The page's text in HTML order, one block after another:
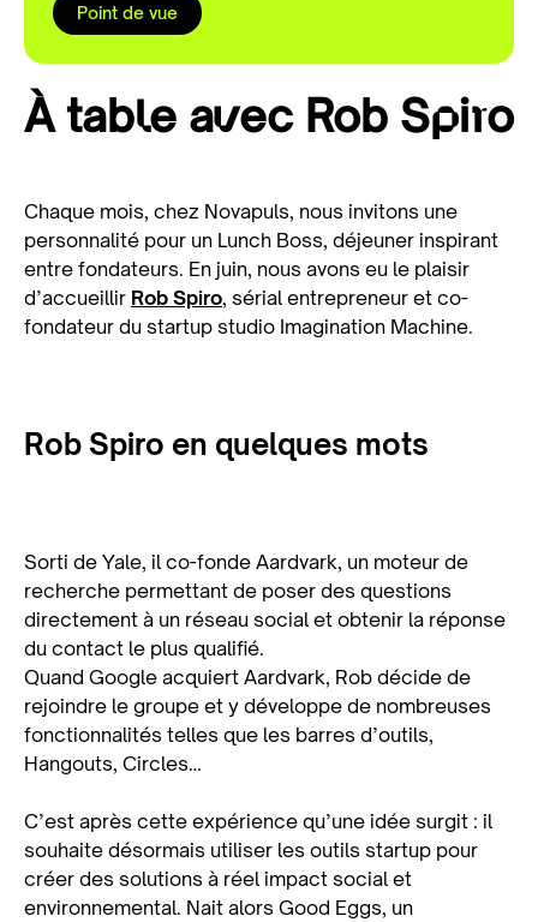
Point de vue
À table avec Rob Spiro
Chaque mois, chez Novapuls, nous invitons une
personnalité pour un Lunch Boss, déjeuner inspirant
entre fondateurs. En juin, nous avons eu le plaisir
d’accueillir Rob Spiro, sérial entrepreneur et co-
fondateur du startup studio Imagination Machine.
Rob Spiro en quelques mots
Sorti de Yale, il co-fonde Aardvark, un moteur de
recherche permettant de poser des questions
directement à un réseau social et obtenir la réponse
du contact le plus qualifié.
Quand Google acquiert Aardvark, Rob décide de
rejoindre le groupe et y développe de nombreuses
fonctionnalités telles que les barres d’outils,
Hangouts, Circles…
C’est après cette expérience qu’une idée surgit : il
souhaite désormais utiliser les outils startup pour
créer des solutions à réel impact social et
environnemental. Nait alors Good Eggs, un